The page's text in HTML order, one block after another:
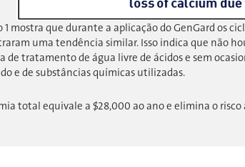
1 mostra que durante a aplicação do GenGard os
uma tendência similar. Isso indica que não
de tratamento de água livre de ácidos e sem
e de substâncias químicas utilizadas.
total equivale a $28,000 ao ano e elimina o